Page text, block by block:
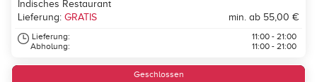
Indisches Restaurant
Lieferung: GRATIS min. ab 55,00 €
Lieferung:
Abholung:
11:00 - 21:00
11:00 - 21:00
Geschlossen